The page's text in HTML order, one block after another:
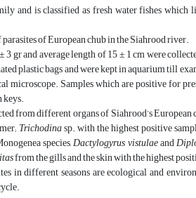
and is classified as fresh water fishes
of European chub in the Siahrood river.
gr and average length of 15 ± 1 cm were
plastic bags and were kept in aquarium till
microscope. Samples which are positive for
from different organs of Siahrood’s
Trichodinasp. with the highest positive
species,Dactylogyrus vistulaeand
from the gills and the skin with the highest
in different seasons are ecological and